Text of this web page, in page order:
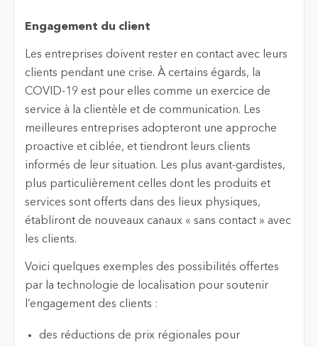
Engagement du client
Les entreprises doivent rester en contact avec leurs
clients pendant une crise. À certains égards, la
COVID-19 est pour elles comme un exercice de
service à la clientèle et de communication. Les
meilleures entreprises adopteront une approche
proactive et ciblée, et tiendront leurs clients
informés de leur situation. Les plus avant-gardistes,
plus particulièrement celles dont les produits et
services sont offerts dans des lieux physiques,
établiront de nouveaux canaux « sans contact » avec
les clients.
Voici quelques exemples des possibilités offertes
par la technologie de localisation pour soutenir
l’engagement des clients :
des réductions de prix régionales pour